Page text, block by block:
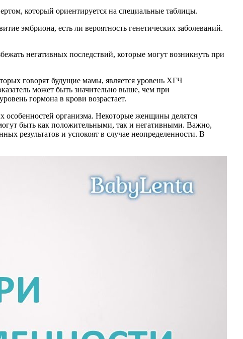
который ориентируется на специальные таблицы.
эмбриона, есть ли вероятность генетических заболеваний.
негативных последствий, которые могут возникнуть при
говорят будущие мамы, является уровень ХГЧ
может быть значительно выше, чем при
гормона в крови возрастает.
особенностей организма. Некоторые женщины делятся
быть как положительными, так и негативными. Важно,
результатов и успокоят в случае неопределенности. В